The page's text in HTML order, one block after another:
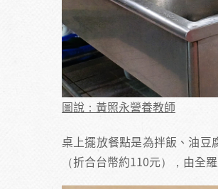
圖說：黃照永營養教師
桌上擺放餐點是為拌飯、油
（折合台幣約110元），由全